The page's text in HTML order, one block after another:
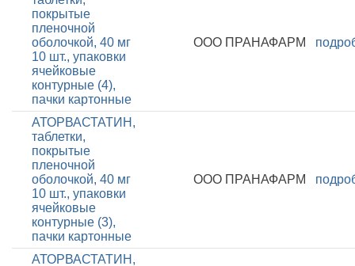
покрытые
пленочной
оболочкой, 40 мг
10 шт., упаковки
ячейковые
контурные (4),
пачки картонные
ООО ПРАНАФАРМ
АТОРВАСТАТИН,
таблетки,
покрытые
пленочной
оболочкой, 40 мг
10 шт., упаковки
ячейковые
контурные (3),
пачки картонные
ООО ПРАНАФАРМ
АТОРВАСТАТИН,